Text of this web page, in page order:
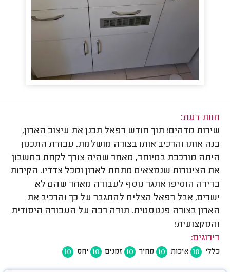
חוות דעת:
שירות מדהים! תוך חודש רפאל תכנן את עיצוב הארון,
בנה אותו והרכיב אותו בצורה מושלמת. עבודת התכנון
היתה מורכבת במיוחד, מאחר שהיה צורך לקחת בחשבון
את הצינורות שנמצאים מתחת לארון ומכל צדדיו. הקירות
בדירה הוסיפו אתגר נוסף לעבודה מאחר שהם לא
ישרים, אבל רפאל הצליח להתגבר על כך והרכיב את
הארון בצורה פנטסטית. תודה רבה על העבודה היסודית
והמקצועית!
דירוגים:
כללי 10 איכות 10 מחיר 10 זמנים 10 יחס 10